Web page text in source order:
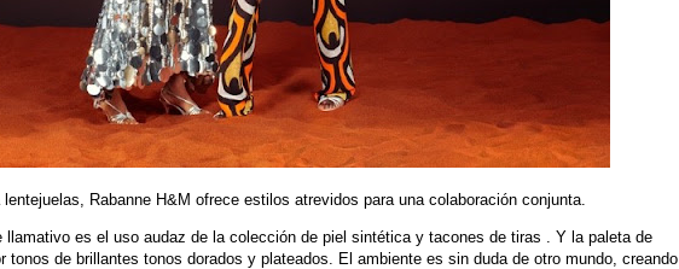
Rabanne H&M ofrece estilos atrevidos para una colaboración conjunta.
llamativo es el uso audaz de la colección de piel sintética y tacones de tiras . Y la paleta de
tonos de brillantes tonos dorados y plateados. El ambiente es sin duda de otro mundo, creando